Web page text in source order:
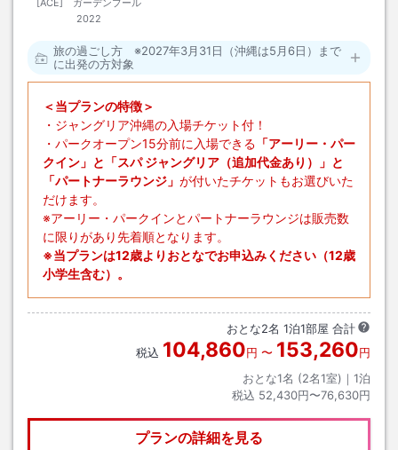
[ACE] ガーデンプール
2022
旅の過ごし方 ※2027年3月31日（沖縄は5月6日）まで
に出発の方対象
＜当プランの特徴＞
・ジャングリア沖縄の入場チケット付！
・パークオープン15分前に入場できる 「アーリー・パー
クイン」と「スパ ジャングリア（追加代金あり）」と
「パートナーラウンジ」 が付いたチケットもお選びいた
だけます。
※アーリー・パークインとパートナーラウンジは販売数
に限りがあり先着順となります。
※当プランは12歳よりおとなでお申込みください（12歳
小学生含む）。
おとな2名 1泊1部屋 合計
税込 104,860円 〜 153,260円
おとな1名 (2名1室)｜ 1泊
税込 52,430円〜76,630円
プランの詳細を見る